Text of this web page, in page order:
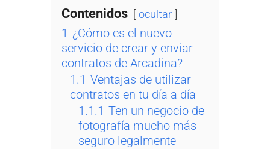
Contenidos ocultar
1 ¿Cómo es el nuevo
servicio de crear y enviar
contratos de Arcadina?
1.1 Ventajas de utilizar
contratos en tu día a día
1.1.1 Ten un negocio de
fotografía mucho más
seguro legalmente